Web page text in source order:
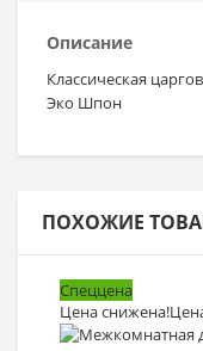
Описание
Классическая
Эко Шпон
ПОХОЖИЕ
Спеццена
Цена снижена!